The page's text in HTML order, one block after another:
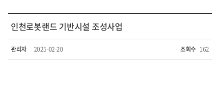
인천로봇랜드 기반시설 조성사업
관리자 2025-02-20 조회수 162